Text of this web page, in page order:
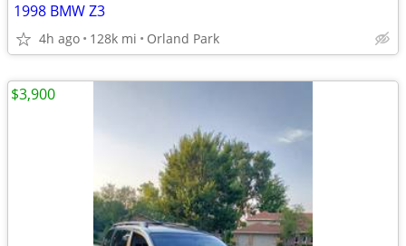
1998 BMW Z3
4h ago 128k mi Orland Park
$3,900